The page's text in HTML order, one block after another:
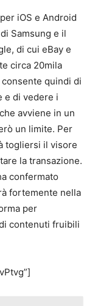
iOS e Android
Samsung e il
di cui eBay e
circa 20mila
quindi di
e di vedere i
avviene in un
un limite. Per
togliersi il visore
la transazione.
confermato
fortemente nella
per
contenuti fruibili